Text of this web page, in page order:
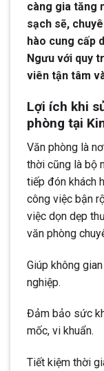
càng gia tăng
sạch sẽ,
hào cung cấp
Ngưu với quy
viên tận tâm
Lợi ích khi
phòng tại
Văn phòng là
thời cũng là bộ
tiếp đón khách
công việc bận
việc dọn dẹp
văn phòng
Giúp không
nghiệp.
Đảm bảo sức
mốc, vi khuẩn.
Tiết kiệm thời